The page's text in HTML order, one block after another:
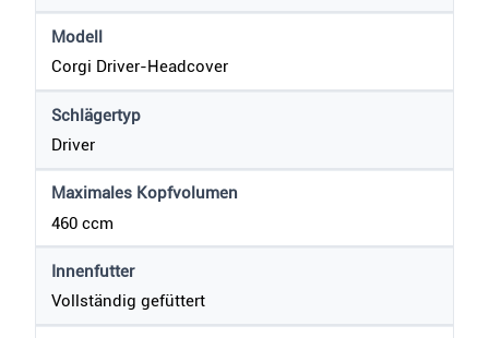
Modell
Corgi Driver-Headcover
Schlägertyp
Driver
Maximales Kopfvolumen
460 ccm
Innenfutter
Vollständig gefüttert